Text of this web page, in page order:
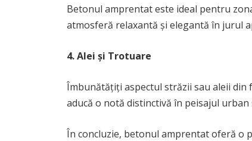
Betonul amprentat este ideal pentru
atmosferă relaxantă și elegantă în jurul
4. Alei și Trotuare
Îmbunătățiți aspectul străzii sau aleii din
aducă o notă distinctivă în peisajul
În concluzie, betonul amprentat oferă o